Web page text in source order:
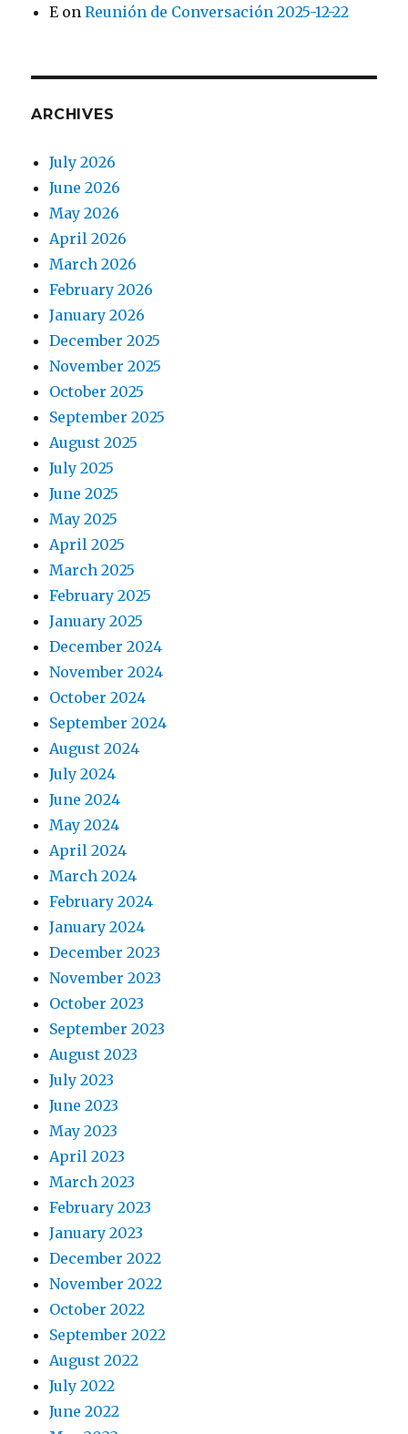
E onReunión de Conversación 2025-12-22
ARCHIVES
July 2026
June 2026
May 2026
April 2026
March 2026
February 2026
January 2026
December 2025
November 2025
October 2025
September 2025
August 2025
July 2025
June 2025
May 2025
April 2025
March 2025
February 2025
January 2025
December 2024
November 2024
October 2024
September 2024
August 2024
July 2024
June 2024
May 2024
April 2024
March 2024
February 2024
January 2024
December 2023
November 2023
October 2023
September 2023
August 2023
July 2023
June 2023
May 2023
April 2023
March 2023
February 2023
January 2023
December 2022
November 2022
October 2022
September 2022
August 2022
July 2022
June 2022